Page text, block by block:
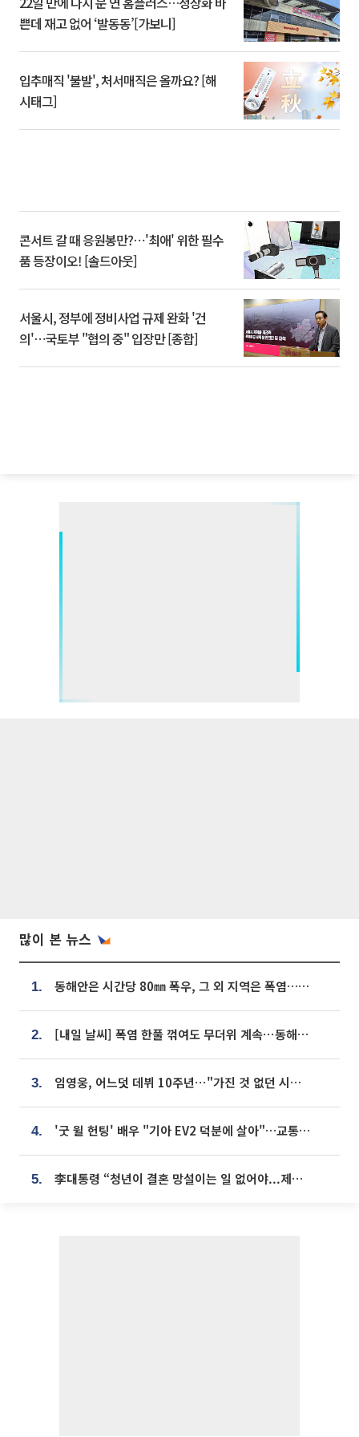
쁜데 재고 없어 ‘발동동’[가보니]
입추매직 '불발', 처서매직은 올까요? [해
시태그]
콘서트 갈 때 응원봉만?⋯'최애' 위한 필수
품 등장이오! [솔드아웃]
서울시, 정부에 정비사업 규제 완화 '건
의'⋯국토부 "협의 중" 입장만 [종합]
많이 본 뉴스
1. 동해안은 시간당 80㎜ 폭우, 그 외 지역은 폭염…‘극과 극 날씨’
2. [내일 날씨] 폭염 한풀 꺾여도 무더위 계속⋯동해안 이틀 연속 비
3. 임영웅, 어느덧 데뷔 10주년⋯"가진 것 없던 시절, 내 앞엔 20명의 팬뿐"
4. '굿 윌 헌팅' 배우 "기아 EV2 덕분에 살아"…교통사고 후 안전성 극찬
5. 李대통령 “청년이 결혼 망설이는 일 없어야...제도상 불이익 조사”